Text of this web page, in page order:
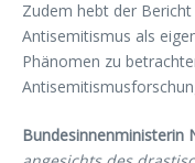
Zudem hebt der
Antisemitismus als
Phänomen zu
Bundesinnenministerin